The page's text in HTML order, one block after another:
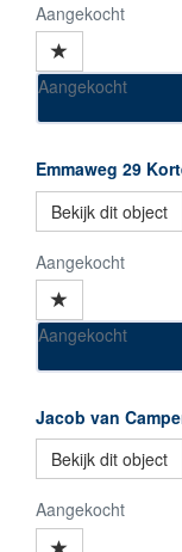
Aangekocht
Aangekocht
Emmaweg 29
Bekijk dit object
Aangekocht
Aangekocht
Jacob van
Bekijk dit object
Aangekocht